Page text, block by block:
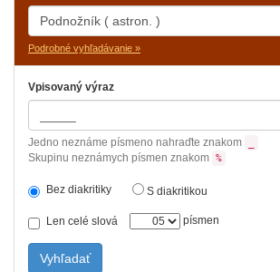
Podrobné vyhľadávanie »
Vpisovaný výraz
Jedno neznáme písmeno nahraďte znakom
Skupinu neznámych písmen znakom %
Bez diakritiky S diakritikou
Len celé slová písmen
Vyhľadať